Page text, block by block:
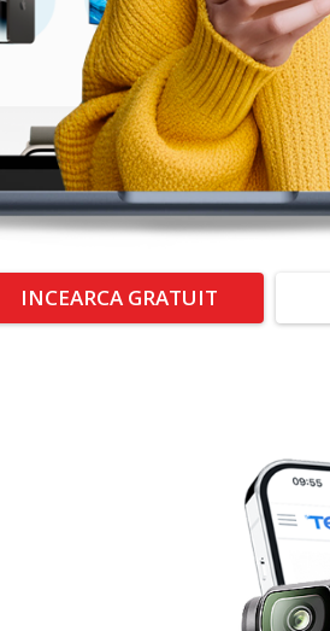
INCEARCA GRATUIT